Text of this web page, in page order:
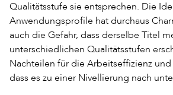
Qualitätsstufe sie entsprechen. Die
Anwendungsprofile hat durchaus
auch die Gefahr, dass derselbe Titel
unterschiedlichen Qualitätsstufen
Nachteilen für die Arbeitseffizienz und
dass es zu einer Nivellierung nach